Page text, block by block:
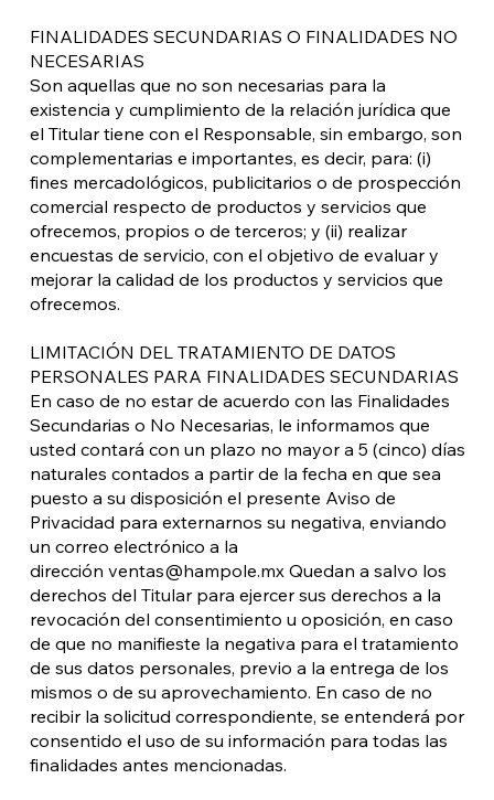
FINALIDADES SECUNDARIAS O FINALIDADES NO
NECESARIAS
Son aquellas que no son necesarias para la
existencia y cumplimiento de la relación jurídica que
el Titular tiene con el Responsable, sin embargo, son
complementarias e importantes, es decir, para: (i)
fines mercadológicos, publicitarios o de prospección
comercial respecto de productos y servicios que
ofrecemos, propios o de terceros; y (ii) realizar
encuestas de servicio, con el objetivo de evaluar y
mejorar la calidad de los productos y servicios que
ofrecemos.
LIMITACIÓN DEL TRATAMIENTO DE DATOS
PERSONALES PARA FINALIDADES SECUNDARIAS
En caso de no estar de acuerdo con las Finalidades
Secundarias o No Necesarias, le informamos que
usted contará con un plazo no mayor a 5 (cinco) días
naturales contados a partir de la fecha en que sea
puesto a su disposición el presente Aviso de
Privacidad para externarnos su negativa, enviando
un correo electrónico a la
dirección ventas@hampole.mx Quedan a salvo los
derechos del Titular para ejercer sus derechos a la
revocación del consentimiento u oposición, en caso
de que no manifieste la negativa para el tratamiento
de sus datos personales, previo a la entrega de los
mismos o de su aprovechamiento. En caso de no
recibir la solicitud correspondiente, se entenderá por
consentido el uso de su información para todas las
finalidades antes mencionadas.